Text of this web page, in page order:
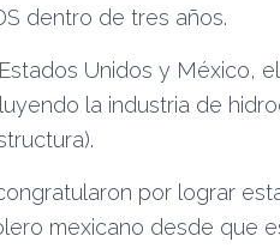
dentro de tres años.
Unidos y México,
la industria de
por lograr
mexicano desde que